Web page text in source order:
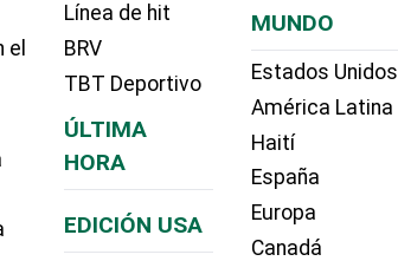
el
Línea de hit
BRV
TBT Deportivo
ÚLTIMA
HORA
EDICIÓN USA
MUNDO
Estados Unidos
América Latina
Haití
España
Europa
Canadá